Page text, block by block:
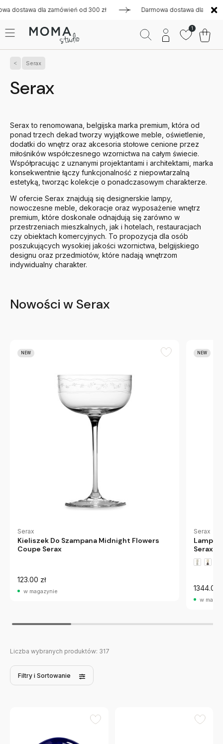
zamówień od 300 zł Darmowa dostawa dla zamówień od
1
Serax
Serax
Serax to renomowana, belgijska marka premium, która od
ponad trzech dekad tworzy wyjątkowe meble, oświetlenie,
dodatki do wnętrz oraz akcesoria stołowe cenione przez
miłośników współczesnego wzornictwa na całym świecie.
Współpracując z uznanymi projektantami i architektami, marka
konsekwentnie łączy funkcjonalność z niepowtarzalną
estetyką, tworząc kolekcje o ponadczasowym charakterze.
W ofercie Serax znajdują się designerskie lampy,
nowoczesne meble, dekoracje oraz wyposażenie wnętrz
premium, które doskonale odnajdują się zarówno w
przestrzeniach mieszkalnych, jak i hotelach, restauracjach
czy obiektach komercyjnych. To propozycja dla osób
poszukujących wysokiej jakości wzornictwa, belgijskiego
designu oraz przedmiotów, które nadają wnętrzom
indywidualny charakter.
Nowości w Serax
NEW
Serax
Kieliszek Do Szampana Midnight Flowers
Coupe Serax
123.00 zł
w magazynie
NEW
Serax
Lampa
Serax
1344.00
w
Liczba wybranych produktów: 317
Filtry i Sortowanie